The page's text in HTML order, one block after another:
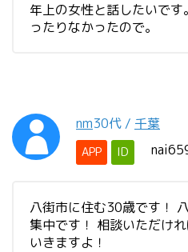
年上の女性と話したいで
ったりなかったので。
nm30代 / 千葉
APP ID
八街市に住む30歳です！
集中です！ 相談いただけ
いきますよ！